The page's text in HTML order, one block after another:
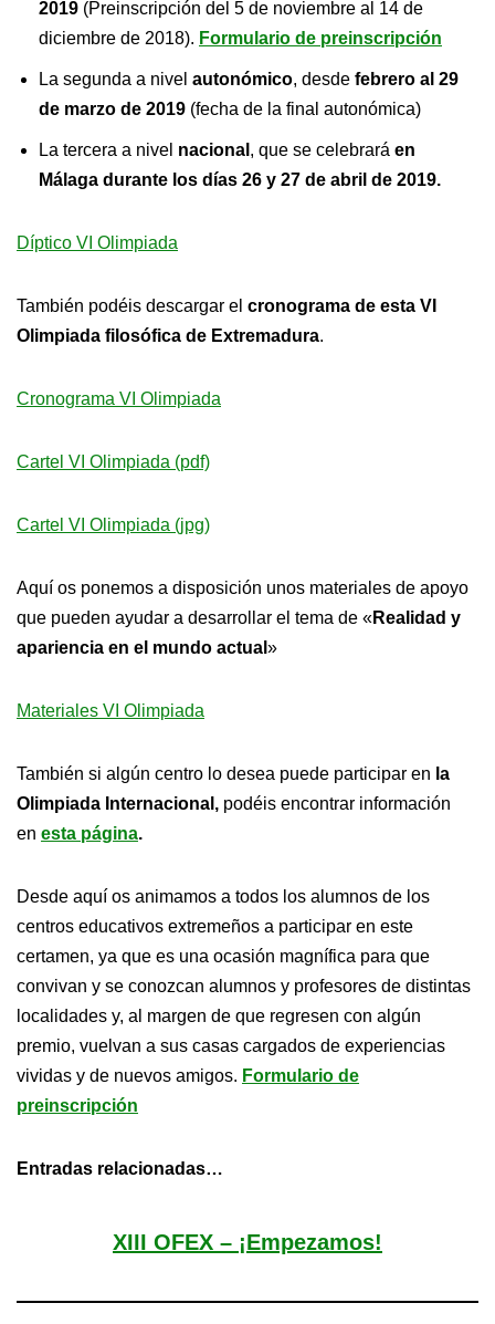
2019 (Preinscripción del 5 de noviembre al 14 de
diciembre de 2018). Formulario de preinscripción
La segunda a nivel autonómico, desde febrero al 29
de marzo de 2019 (fecha de la final autonómica)
La tercera a nivel nacional , que se celebrará en
Málaga durante los días 26 y 27 de abril de 2019.
Díptico VI Olimpiada
También podéis descargar el cronograma de esta VI
Olimpiada filosófica de Extremadura.
Cronograma VI Olimpiada
Cartel VI Olimpiada (pdf)
Cartel VI Olimpiada (jpg)
Aquí os ponemos a disposición unos materiales de apoyo
que pueden ayudar a desarrollar el tema de «Realidad y
apariencia en el mundo actual »
Materiales VI Olimpiada
También si algún centro lo desea puede participar en la
Olimpiada Internacional, podéis encontrar información
en esta página.
Desde aquí os animamos a todos los alumnos de los
centros educativos extremeños a participar en este
certamen, ya que es una ocasión magnífica para que
convivan y se conozcan alumnos y profesores de distintas
localidades y, al margen de que regresen con algún
premio, vuelvan a sus casas cargados de experiencias
vividas y de nuevos amigos. Formulario de
preinscripción
Entradas relacionadas…
XIII OFEX – ¡Empezamos!